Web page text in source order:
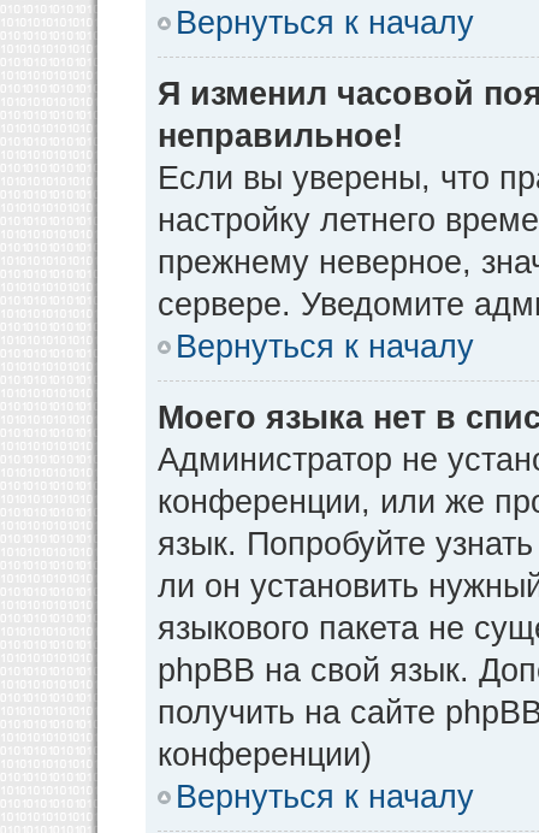
Вернуться к началу
Я изменил часовой
неправильное!
Если вы уверены, что
настройку летнего
прежнему неверное,
сервере. Уведомите
Вернуться к началу
Моего языка нет в
Администратор не
конференции, или же
язык. Попробуйте
ли он установить
языкового пакета не
phpBB на свой язык.
получить на сайте
конференции)
Вернуться к началу